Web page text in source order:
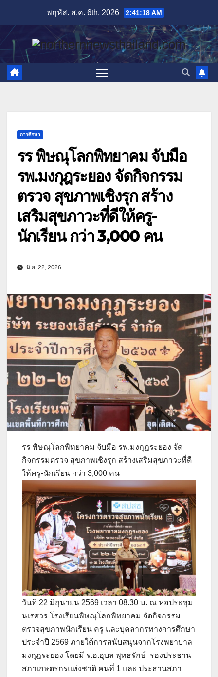
content
พฤหัส. ส.ค. 6th, 2026 2:41:20 AM
การศึกษา
รร พิษณุโลกพิทยาคม จับมือ
รพ.มงกุฎระยอง จัดกิจกรรม
ตรวจ สุขภาพเชิงรุก สร้าง
เสริมสุขภาวะที่ดีให้ครู-
นักเรียน กว่า 3,000 คน
มิ.ย. 22, 2026
รร พิษณุโลกพิทยาคม จับมือ รพ.มงกุฎระยอง จัด
กิจกรรมตรวจ สุขภาพเชิงรุก สร้างเสริมสุขภาวะที่ดี
ให้ครู-นักเรียน กว่า 3,000 คน
วันที่ 22 มิถุนายน 2569 เวลา 08.30 น. ณ หอประชุม
นเรศวร โรงเรียนพิษณุโลกพิทยาคม จัดกิจกรรม
ตรวจสุขภาพนักเรียน ครู และบุคลากรทางการศึกษา
ประจำปี 2569 ภายใต้การสนับสนุนจากโรงพยาบาล
มงกุฎระยอง โดยมี ร.อ.อุบล พุทธรักษ์ รองประธาน
สภาเกษตรกรแห่งชาติ คนที่ 1 และ ประธานสภา